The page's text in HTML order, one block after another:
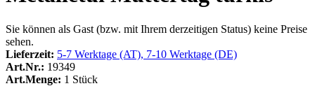
Sie können als Gast (bzw. mit Ihrem derzeitigen Status) keine Preise
sehen.
Lieferzeit: 5-7 Werktage (AT), 7-10 Werktage (DE)
Art.Nr.: 19349
Art.Menge: 1 Stück